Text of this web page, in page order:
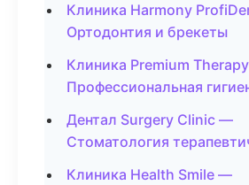
Клиника Harmony
Ортодонтия и брекеты
Клиника Premium
Профессиональная
Дентал Surgery Clinic —
Стоматология
Клиника Health Smile —